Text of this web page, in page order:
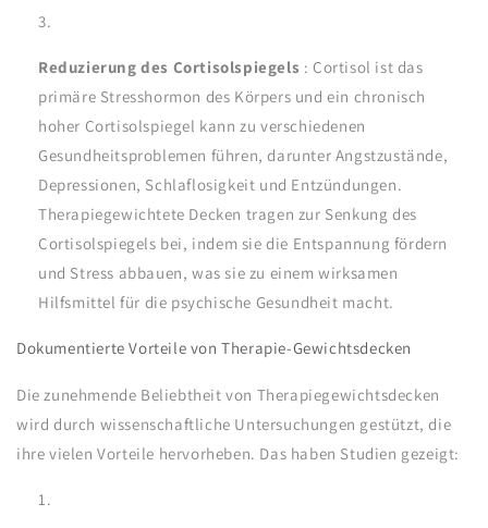
Reduzierung des Cortisolspiegels : Cortisol ist das
primäre Stresshormon des Körpers und ein chronisch
hoher Cortisolspiegel kann zu verschiedenen
Gesundheitsproblemen führen, darunter Angstzustände,
Depressionen, Schlaflosigkeit und Entzündungen.
Therapiegewichtete Decken tragen zur Senkung des
Cortisolspiegels bei, indem sie die Entspannung fördern
und Stress abbauen, was sie zu einem wirksamen
Hilfsmittel für die psychische Gesundheit macht.
Dokumentierte Vorteile von Therapie-Gewichtsdecken
Die zunehmende Beliebtheit von Therapiegewichtsdecken
wird durch wissenschaftliche Untersuchungen gestützt, die
ihre vielen Vorteile hervorheben. Das haben Studien gezeigt: